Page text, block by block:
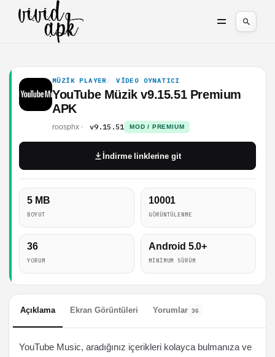
MÜZIK PLAYER VIDEO OYNATICI
YouTube Müzik v9.15.51 Premium
APK
roosphx v9.15.51 MOD / PREMIUM
5 MB
BOYUT
10001
GÖRÜNTÜLENME
36
YORUM
Android 5.0+
MINIMUM SÜRÜM
İndirme linklerine git
Açıklama Ekran Görüntüleri Yorumlar 36
YouTube Music, aradığınız içerikleri kolayca bulmanıza ve